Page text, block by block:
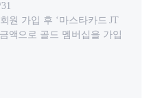
원 가입 후 ‘마스타카드 JT
액으로 골드 멤버십을 가입